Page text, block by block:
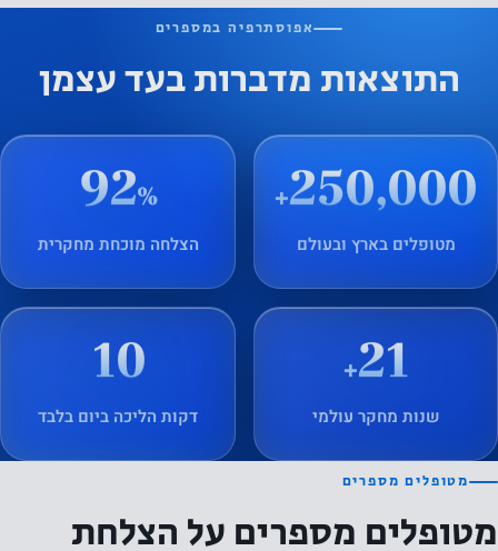
אפוסתרפיה במספרים
התוצאות מדברות בעד עצמן
250,000
+
מטופלים בארץ ובעולם
92%
הצלחה מוכחת מחקרית
21
+
שנות מחקר עולמי
10
דקות הליכה ביום בלבד
מטופלים מספרים
מטופלים מספרים על הצלחת